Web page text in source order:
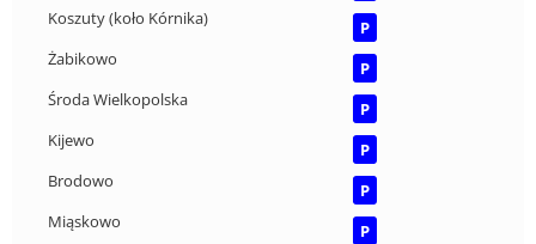
Koszuty (koło Kórnika)
P
Żabikowo
P
Środa Wielkopolska
P
Kijewo
P
Brodowo
P
Miąskowo
P